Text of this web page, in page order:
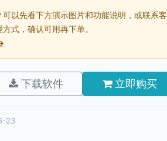
以先看下方演示图片和功能说明，或联系客
式，确认可用再下单。
下载软件 立即购买
23